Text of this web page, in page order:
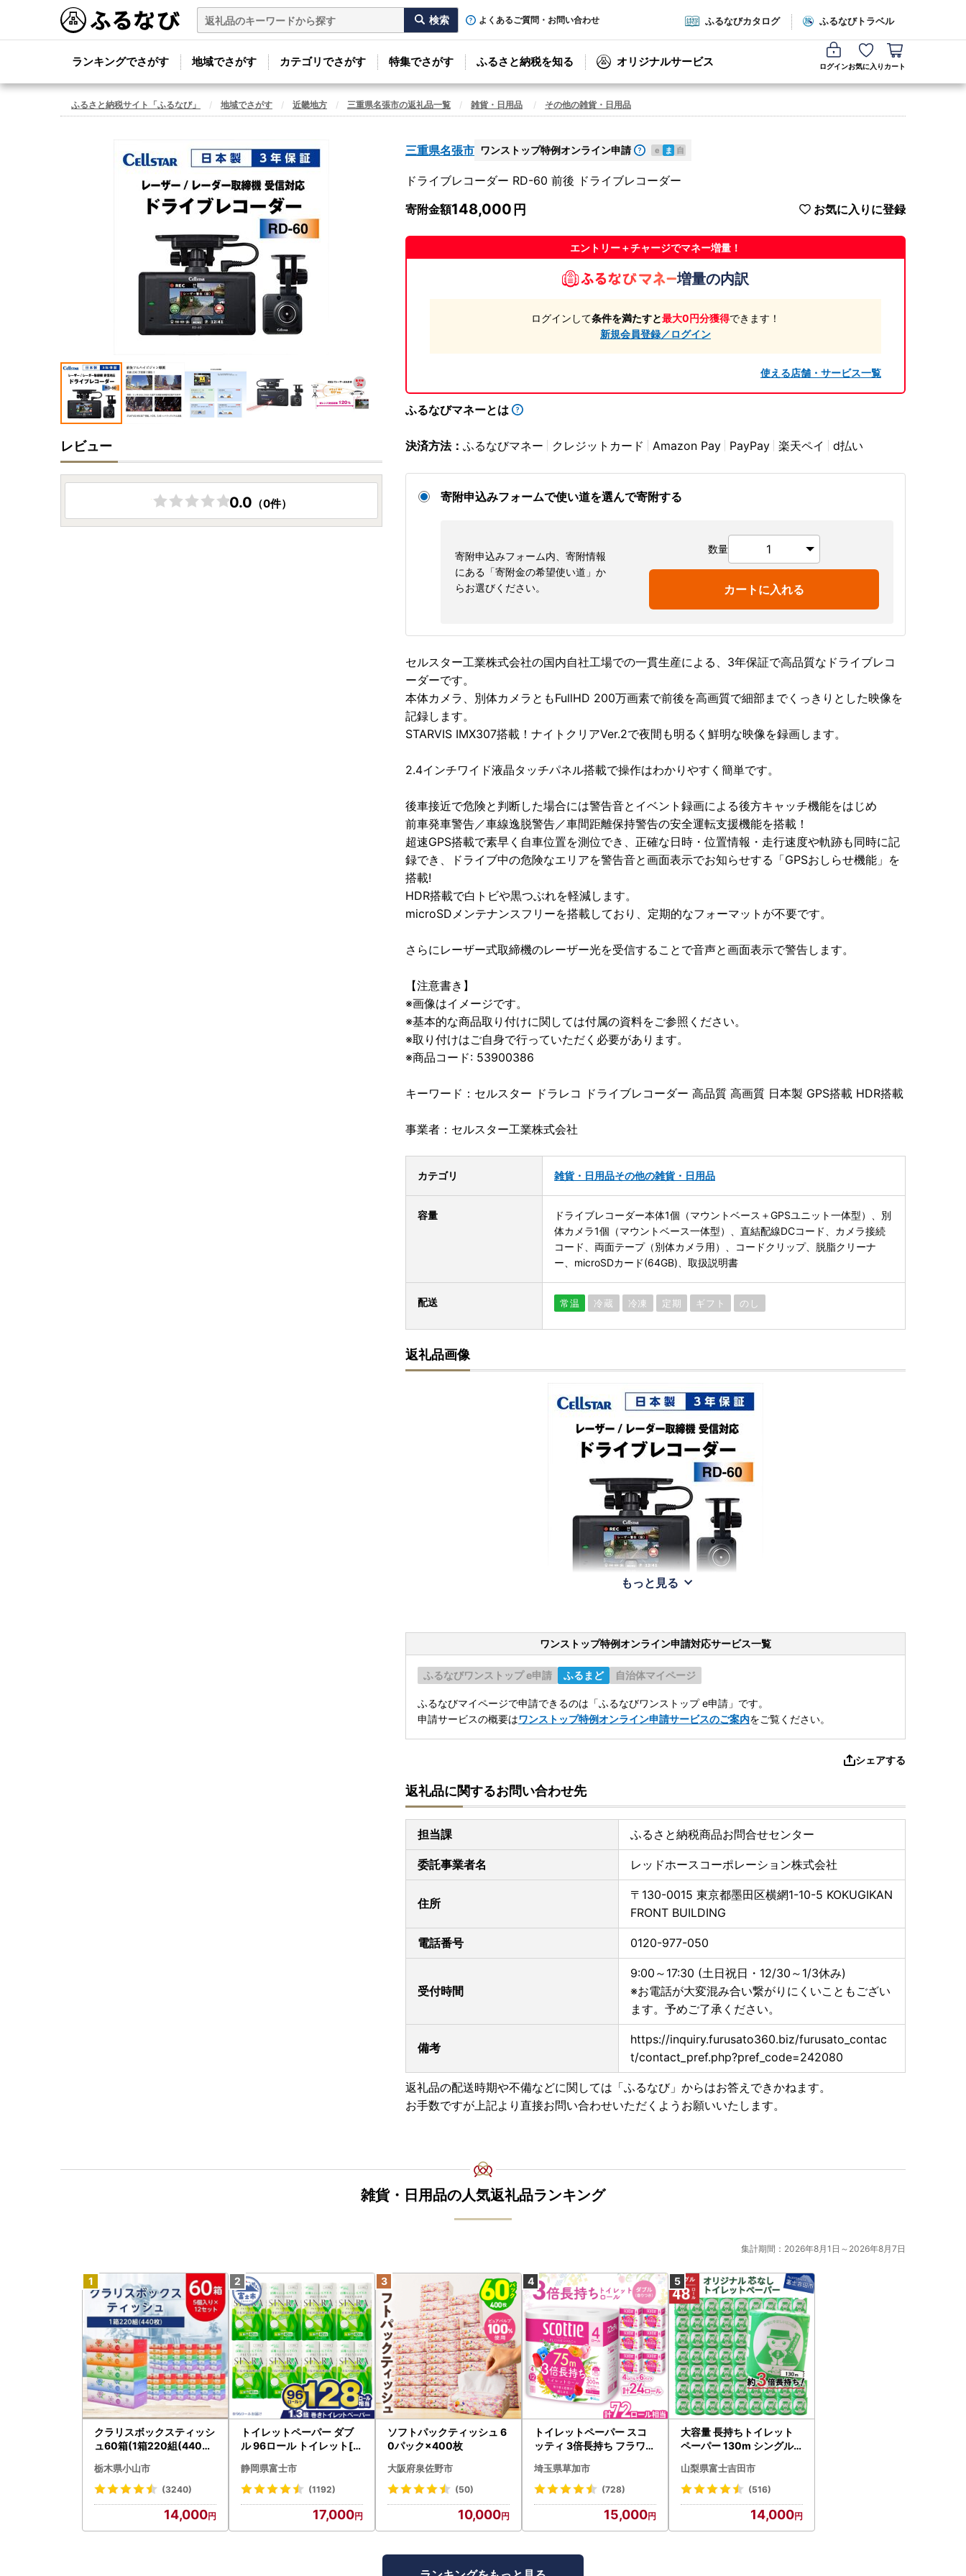
よくあるご質問・お問い合わせ ふるなびカタログ ふるなびトラベル
ランキングでさがす 地域でさがす カテゴリでさがす 特集でさがす ふるさと納税を知る オリジナルサービス ログインお気に入り カート
ふるさと納税サイト「ふるなび」 地域でさがす 近畿地方 三重県名張市の返礼品一覧 雑貨・日用品 その他の雑貨・日用品
三重県名張市 ワンストップ特例オンライン申請 e ま 自
ドライブレコーダー RD-60 前後 ドライブレコーダー
寄附金額148,000 お気に入りに登録
エントリー＋チャージでマネー増量！
増量の内訳
ログインして条件を満たすと最大0円分獲得できます！
新規会員登録／ログイン
使える店舗・サービス一覧
ふるなびマネーとは
決済方法： ふるなびマネー クレジットカード Amazon Pay PayPay 楽天ペイ d払い
寄附申込みフォームで使い道を選んで寄附する
寄附申込みフォーム内、寄附情報
にある「寄附金の希望使い道」か
らお選びください。
数量
カートに入れる
セルスター工業株式会社の国内自社工場での一貫生産による、3年保証で高品質なドライブレコ
ーダーです。
本体カメラ、別体カメラともFullHD 200万画素で前後を高画質で細部までくっきりとした映像を
記録します。
STARVIS IMX307搭載！ナイトクリアVer.2で夜間も明るく鮮明な映像を録画します。
2.4インチワイド液晶タッチパネル搭載で操作はわかりやすく簡単です。
後車接近で危険と判断した場合には警告音とイベント録画による後方キャッチ機能をはじめ
前車発車警告／車線逸脱警告／車間距離保持警告の安全運転支援機能を搭載！
超速GPS搭載で素早く自車位置を測位でき、正確な日時・位置情報・走行速度や軌跡も同時に記
録でき、ドライブ中の危険なエリアを警告音と画面表示でお知らせする「GPSおしらせ機能」を
搭載!
HDR搭載で白トビや黒つぶれを軽減します。
microSDメンテナンスフリーを搭載しており、定期的なフォーマットが不要です。
さらにレーザー式取締機のレーザー光を受信することで音声と画面表示で警告します。
【注意書き】
※画像はイメージです。
※基本的な商品取り付けに関しては付属の資料をご参照ください。
※取り付けはご自身で行っていただく必要があります。
※商品コード: 53900386
キーワード：セルスター ドラレコ ドライブレコーダー 高品質 高画質 日本製 GPS搭載 HDR搭載
事業者：セルスター工業株式会社
カテゴリ 雑貨・日用品その他の雑貨・日用品
容量
ドライブレコーダー本体1個（マウントベース＋GPSユニット一体型）、別
体カメラ1個（マウントベース一体型）、直結配線DCコード、カメラ接続
コード、両面テープ（別体カメラ用）、コードクリップ、脱脂クリーナ
ー、microSDカード(64GB)、取扱説明書
配送 常温 冷蔵 冷凍 定期 ギフト のし
返礼品画像
もっと見る
ワンストップ特例オンライン申請対応サービス一覧
ふるなびワンストップ e申請 ふるまど 自治体マイページ
ふるなびマイページで申請できるのは「ふるなびワンストップ e申請」です。
申請サービスの概要はワンストップ特例オンライン申請サービスのご案内をご覧ください。
シェアする
返礼品に関するお問い合わせ先
担当課 ふるさと納税商品お問合せセンター
委託事業者名 レッドホースコーポレーション株式会社
住所
〒130-0015 東京都墨田区横網1-10-5 KOKUGIKAN
FRONT BUILDING
電話番号 0120-977-050
受付時間
9:00～17:30 (土日祝日・12/30～1/3休み)
※お電話が大変混み合い繋がりにくいこともござい
ます。予めご了承ください。
備考
https://inquiry.furusato360.biz/furusato_contac
t/contact_pref.php?pref_code=242080
返礼品の配送時期や不備などに関しては「ふるなび」からはお答えできかねます。
お手数ですが上記より直接お問い合わせいただくようお願いいたします。
レビュー
0.0 （0件）
雑貨・日用品の人気返礼品ランキング
集計期間：2026年8月1日～2026年8月7日
クラリスボックスティッシ
ュ60箱(1箱220組(440枚)
送不可地域：離島・沖縄県
】【1256759】
栃木県小山市
(3240)
14,000
トイレットペーパー ダブ
ル 96ロール トイレット[sf
静岡県富士市
(1192)
17,000
ソフトパックティッシュ 6
0パック×400枚
大阪府泉佐野市
(50)
10,000
トイレットペーパー スコ
ッティ 3倍長持ち フラワー
埼玉県草加市
(728)
15,000
大容量 長持ちトイレット
ペーパー 130m シングル 4
ト
山梨県富士吉田市
(516)
14,000